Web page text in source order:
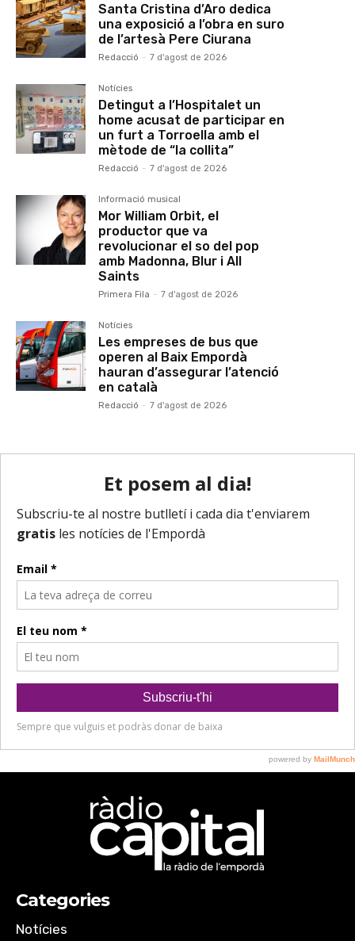
Santa Cristina d’Aro dedica
una exposició a l’obra en suro
de l’artesà Pere Ciurana
Redacció - 7 d'agost de 2026
Notícies
Detingut a l’Hospitalet un
home acusat de participar en
un furt a Torroella amb el
mètode de “la collita”
Redacció - 7 d'agost de 2026
Informació musical
Mor William Orbit, el
productor que va
revolucionar el so del pop
amb Madonna, Blur i All
Saints
Primera Fila - 7 d'agost de 2026
Notícies
Les empreses de bus que
operen al Baix Empordà
hauran d’assegurar l’atenció
en català
Redacció - 7 d'agost de 2026
Categories
Notícies